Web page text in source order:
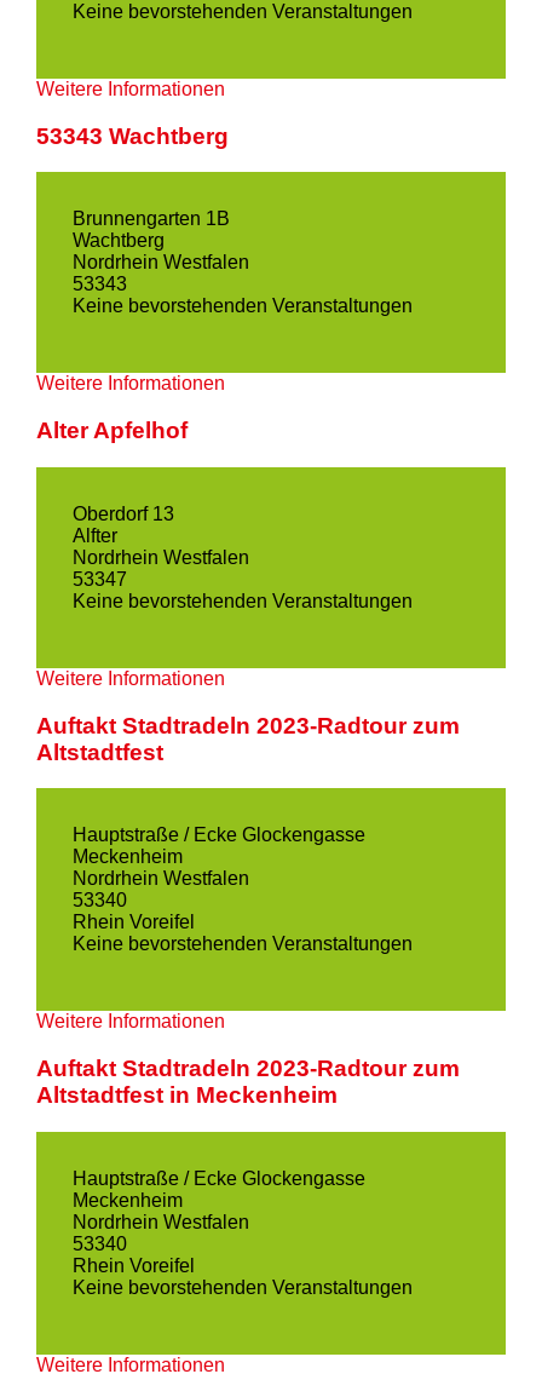
Keine bevorstehenden Veranstaltungen
Weitere Informationen
53343 Wachtberg
Brunnengarten 1B
Wachtberg
Nordrhein Westfalen
53343
Keine bevorstehenden Veranstaltungen
Weitere Informationen
Alter Apfelhof
Oberdorf 13
Alfter
Nordrhein Westfalen
53347
Keine bevorstehenden Veranstaltungen
Weitere Informationen
Auftakt Stadtradeln 2023-Radtour zum
Altstadtfest
Hauptstraße / Ecke Glockengasse
Meckenheim
Nordrhein Westfalen
53340
Rhein Voreifel
Keine bevorstehenden Veranstaltungen
Weitere Informationen
Auftakt Stadtradeln 2023-Radtour zum
Altstadtfest in Meckenheim
Hauptstraße / Ecke Glockengasse
Meckenheim
Nordrhein Westfalen
53340
Rhein Voreifel
Keine bevorstehenden Veranstaltungen
Weitere Informationen